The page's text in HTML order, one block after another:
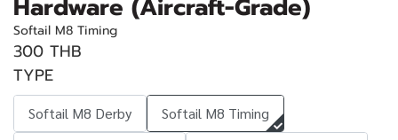
Hardware (Aircraft-Grade)
Softail M8 Timing
300 THB
TYPE
Softail M8 Derby
Softail M8 Timing